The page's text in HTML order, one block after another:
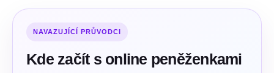
NAVAZUJÍCÍ PRŮVODCI
Kde začít s online peněženkami